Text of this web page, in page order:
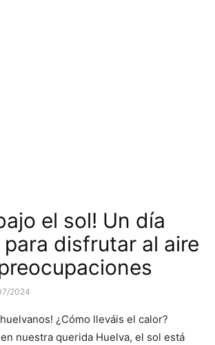
el sol! Un día
disfrutar al aire
2024
¿Cómo lleváis el calor?
nuestra querida Huelva, el sol está